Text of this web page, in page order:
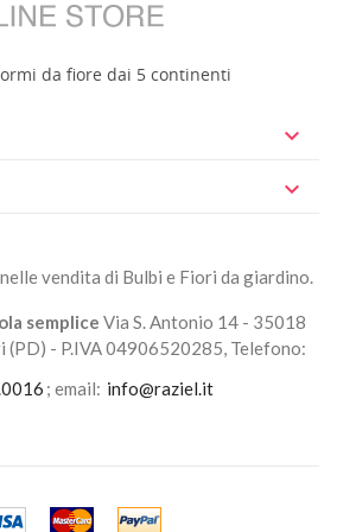
da fiore dai 5 continenti


vendita di Bulbi e Fiori da giardino.
semplice Via S. Antonio 14 - 35018
(PD) - P.IVA 04906520285, Telefono:
; email: info@raziel.it